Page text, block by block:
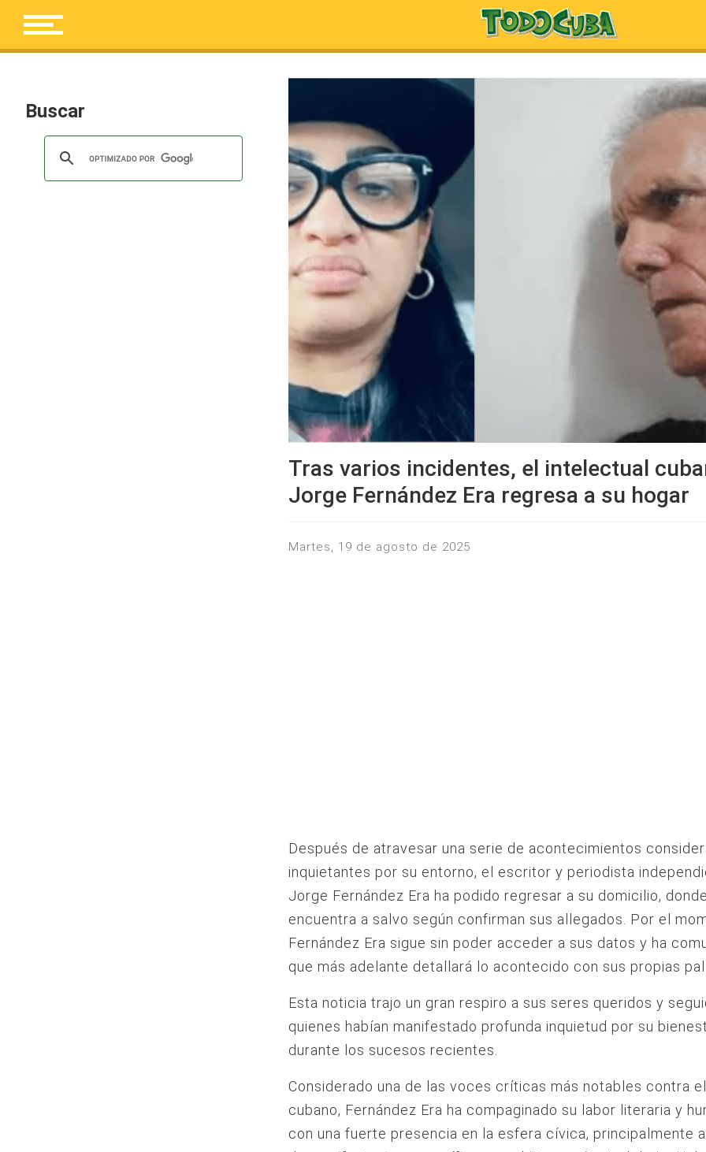
Buscar
Tras varios incidentes, el intelectual
Jorge Fernández Era regresa a su hogar
martes, 19 de agosto de 2025
Después de atravesar una serie de acontecimientos
inquietantes por su entorno, el escritor y periodista
Jorge Fernández Era ha podido regresar a su domicilio,
encuentra a salvo según confirman sus allegados. Por el
Fernández Era sigue sin poder acceder a sus datos y ha
que más adelante detallará lo acontecido con sus propias
Esta noticia trajo un gran respiro a sus seres queridos y
quienes habían manifestado profunda inquietud por su
durante los sucesos recientes.
Considerado una de las voces críticas más notables contra
cubano, Fernández Era ha compaginado su labor literaria y
con una fuerte presencia en la esfera cívica, principalmente